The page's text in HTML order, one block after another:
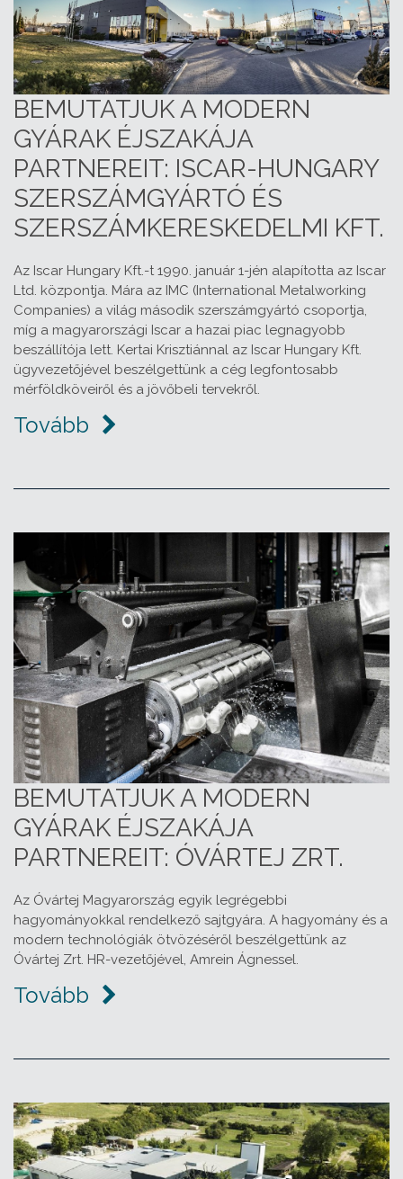
BEMUTATJUK A MODERN
GYÁRAK ÉJSZAKÁJA
PARTNEREIT: ISCAR-HUNGARY
SZERSZÁMGYÁRTÓ ÉS
SZERSZÁMKERESKEDELMI KFT.
Az Iscar Hungary Kft.-t 1990. január 1-jén alapította az Iscar
Ltd. központja. Mára az IMC (International Metalworking
Companies) a világ második szerszámgyártó csoportja,
míg a magyarországi Iscar a hazai piac legnagyobb
beszállítója lett. Kertai Krisztiánnal az Iscar Hungary Kft.
ügyvezetőjével beszélgettünk a cég legfontosabb
mérföldköveiről és a jövőbeli tervekről.
Tovább
BEMUTATJUK A MODERN
GYÁRAK ÉJSZAKÁJA
PARTNEREIT: ÓVÁRTEJ ZRT.
Az Óvártej Magyarország egyik legrégebbi
hagyományokkal rendelkező sajtgyára. A hagyomány és a
modern technológiák ötvözéséről beszélgettünk az
Óvártej Zrt. HR-vezetőjével, Amrein Ágnessel.
Tovább